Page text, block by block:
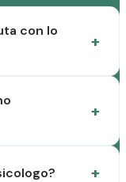
con lo